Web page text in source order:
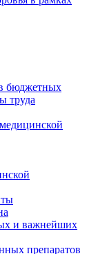
бюджетных
труда
и важнейших
препаратов